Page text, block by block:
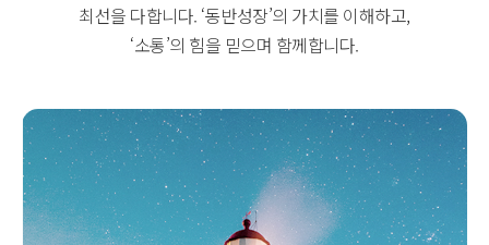
최선을 다합니다. ‘동반성장’의 가치를 이해하고,
‘소통’의 힘을 믿으며 함께합니다.